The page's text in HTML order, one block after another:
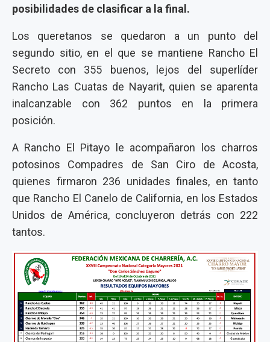
posibilidades de clasificar a la final.
Los queretanos se quedaron a un punto del
segundo sitio, en el que se mantiene Rancho El
Secreto con 355 buenos, lejos del superlíder
Rancho Las Cuatas de Nayarit, quien se aparenta
inalcanzable con 362 puntos en la primera
posición.
A Rancho El Pitayo le acompañaron los charros
potosinos Compadres de San Ciro de Acosta,
quienes firmaron 236 unidades finales, en tanto
que Rancho El Canelo de California, en los Estados
Unidos de América, concluyeron detrás con 222
tantos.